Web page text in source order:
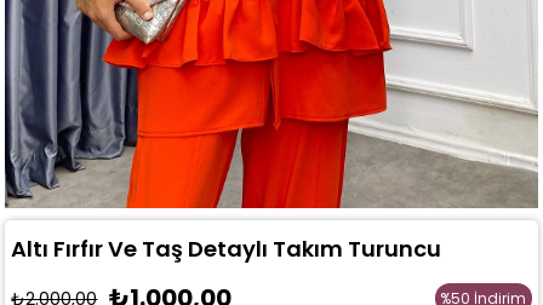
Altı Fırfır Ve Taş Detaylı Takım Turuncu
₺2.000,00 ₺1.000,00 %50 İndirim